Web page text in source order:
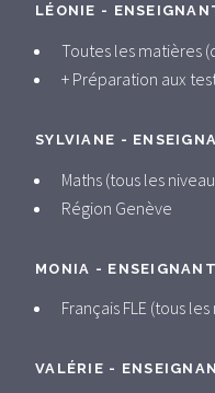
LÉONIE -
Toutes les matières
+ Préparation aux
SYLVIANE -
Maths (tous les
Région Genève
MONIA -
Français FLE (tous
VALÉRIE -